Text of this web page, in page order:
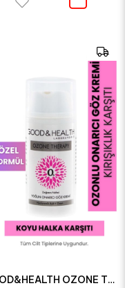
GOOD&HEALTH OZONE THERAPY KIRIŞIKLIK KARŞITI GÖZ ÇEVRESİ KREMİ 30 ML